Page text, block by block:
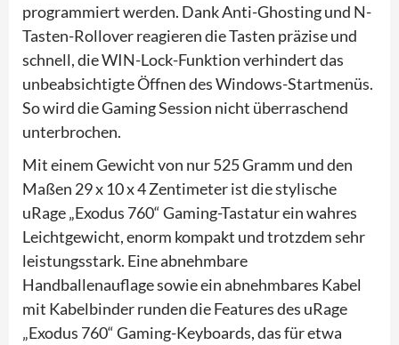
programmiert werden. Dank Anti-Ghosting und N-
Tasten-Rollover reagieren die Tasten präzise und
schnell, die WIN-Lock-Funktion verhindert das
unbeabsichtigte Öffnen des Windows-Startmenüs.
So wird die Gaming Session nicht überraschend
unterbrochen.
Mit einem Gewicht von nur 525 Gramm und den
Maßen 29 x 10 x 4 Zentimeter ist die stylische
uRage „Exodus 760“ Gaming-Tastatur ein wahres
Leichtgewicht, enorm kompakt und trotzdem sehr
leistungsstark. Eine abnehmbare
Handballenauflage sowie ein abnehmbares Kabel
mit Kabelbinder runden die Features des uRage
„Exodus 760“ Gaming-Keyboards, das für etwa